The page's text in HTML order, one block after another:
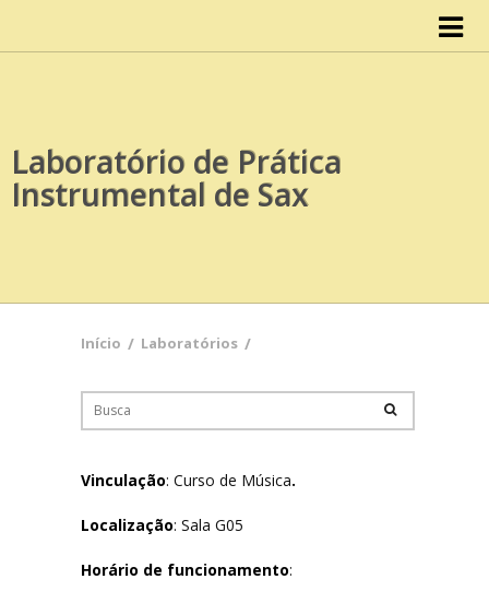
Organograma
Conselho do IISCA
Filosofia
Jornalismo
Laboratório de Prática
Instrumental de Sax
Início / Laboratórios /
Vinculação: Curso de Música.
Localização: Sala G05
Horário de funcionamento: